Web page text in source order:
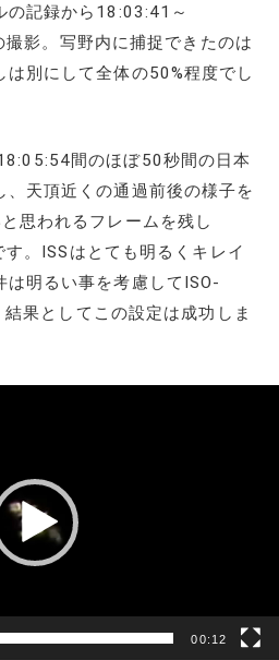
影。写野内に捕捉できたのは
別にして全体の50%程度でし
間のほぼ50秒間の日本
天頂近くの通過前後の様子を
思われるフレームを残し
。ISSはとても明るくキレイ
は明るい事を考慮してISO-
果としてこの設定は成功しま
00:12